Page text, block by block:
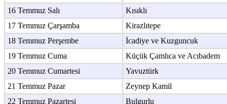
16 Temmuz Salı
Kısıklı
17 Temmuz Çarşamba
Kirazlıtepe
18 Temmuz Perşembe
İcadiye ve Kuzguncuk
19 Temmuz Cuma
Küçük Çamlıca ve Acıbadem
20 Temmuz Cumartesi
Yavuztürk
21 Temmuz Pazar
Zeynep Kamil
22 Temmuz Pazartesi
Bulgurlu